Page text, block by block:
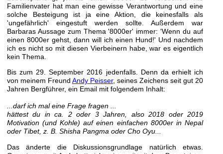
Familienvater hat man eine gewisse Verantwortung und eine
solche Besteigung ist ja eine Aktion, die keinesfalls als
'ungefährlich' eingestuft werden sollte. Außerdem war
Barbaras Aussage zum Thema '8000er' immer: 'Wenn du auf
einen 8000er gehst, dann will ich einen Hund!' Und nachdem
ich es nicht so mit diesen Vierbeinern habe, war es eigentlich
kein Thema.
Bis zum 29. September 2016 jedenfalls. Denn da erhielt ich
von meinem Freund Andy Peisser, seines Zeichens seit gut 20
Jahren Bergführer, ein Email mit folgendem Inhalt:
...darf ich mal eine Frage fragen ...
hättest du in ca. 2 oder 3 Jahren, also 2018 oder 2019
Motivation (und Kohle) auf einen einfachen 8000er in Nepal
oder Tibet, z. B. Shisha Pangma oder Cho Oyu...
Das änderte die Diskussionsgrundlage natürlich etwas.